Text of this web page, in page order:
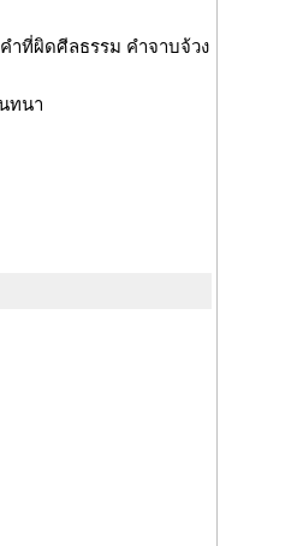
ำที่ผิดศีลธรรม คำจาบจ้วง
ทนา